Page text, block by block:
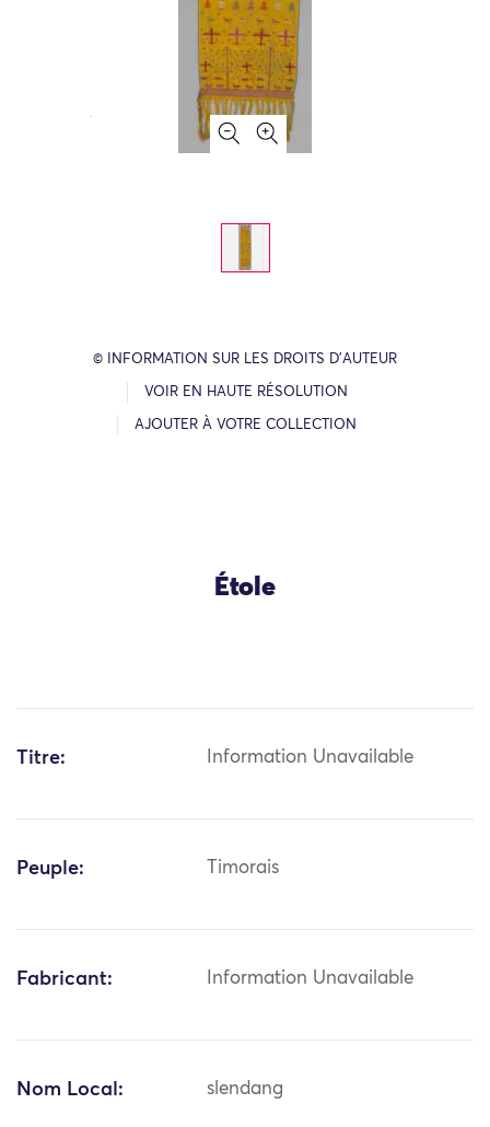
© INFORMATION SUR LES DROITS D’AUTEUR
VOIR EN HAUTE RÉSOLUTION
AJOUTER À VOTRE COLLECTION
Étole
Titre: Information Unavailable
Peuple: Timorais
Fabricant: Information Unavailable
Nom Local: slendang